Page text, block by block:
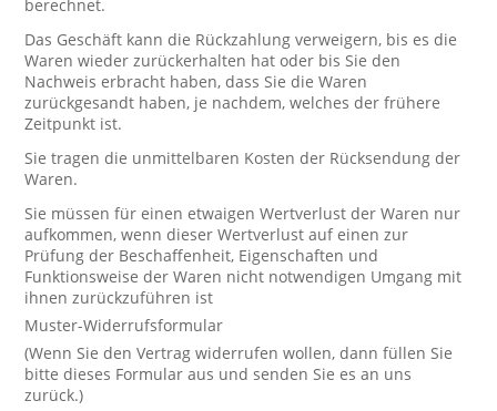
berechnet.
Das Geschäft kann die Rückzahlung verweigern, bis es die
Waren wieder zurückerhalten hat oder bis Sie den
Nachweis erbracht haben, dass Sie die Waren
zurückgesandt haben, je nachdem, welches der frühere
Zeitpunkt ist.
Sie tragen die unmittelbaren Kosten der Rücksendung der
Waren.
Sie müssen für einen etwaigen Wertverlust der Waren nur
aufkommen, wenn dieser Wertverlust auf einen zur
Prüfung der Beschaffenheit, Eigenschaften und
Funktionsweise der Waren nicht notwendigen Umgang mit
ihnen zurückzuführen ist
Muster-Widerrufsformular
(Wenn Sie den Vertrag widerrufen wollen, dann füllen Sie
bitte dieses Formular aus und senden Sie es an uns
zurück.)